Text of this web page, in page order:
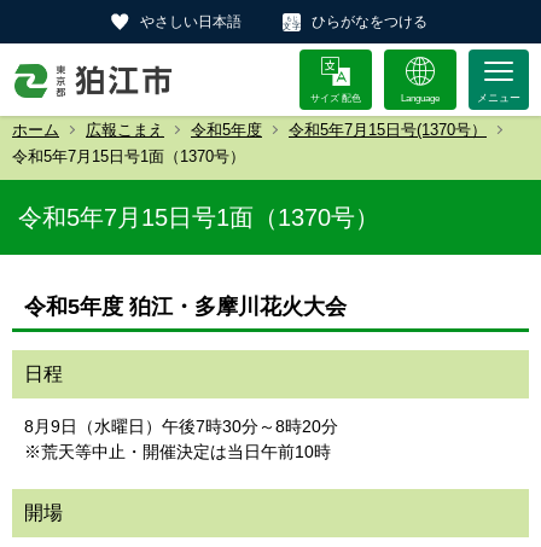
やさしい日本語 ひらがなをつける
サイズ 配色 Language
ホーム 広報こまえ 令和5年度
令和5年7月15日号(1370号）
令和5年7月15日号1面（1370号）
令和5年7月15日号1面（1370号）
令和5年度 狛江・多摩川花火大会
日程
8月9日（水曜日）午後7時30分～8時20分
※荒天等中止・開催決定は当日午前10時
開場